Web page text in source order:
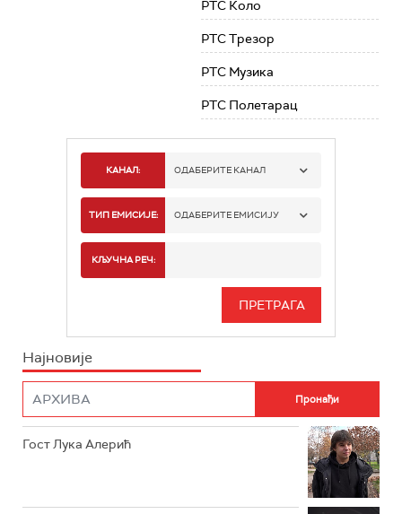
РТС Коло
РТС Трезор
РТС Музика
РТС Полетарац
КАНАЛ: ОДАБЕРИТЕ КАНАЛ
РТС 1
РТС 3
ТИП ЕМИСИЈЕ: ОДАБЕРИТЕ ЕМИСИЈУ
ИНФО
КЉУЧНА РЕЧ:
Најновије
Гост Лука Алерић